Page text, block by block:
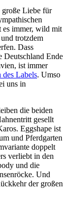
große Liebe für
es immer, wild mit
trotzdem
Dass
Deutschland Ende
ist immer
des Labels. Umso
uns in
die beiden
gesellt
Eggshape ist
und Pferdgarten
doppelt
verliebt in den
und die
Und
der großen